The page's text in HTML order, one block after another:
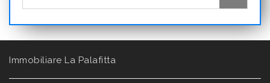
Immobiliare La Palafitta